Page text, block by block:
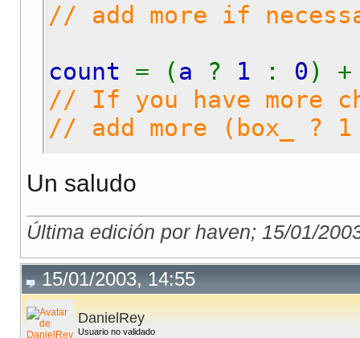
// add more if
count = ( a ? 1 : 0 )
// If you have more
// add more (box_ ?
if (count
alert("Atencion!
obj.checked=false;
}
}
Un saludo
Última edición por haven; 15/01/
15/01/2003, 14:55
DanielRey
Usuario no validado